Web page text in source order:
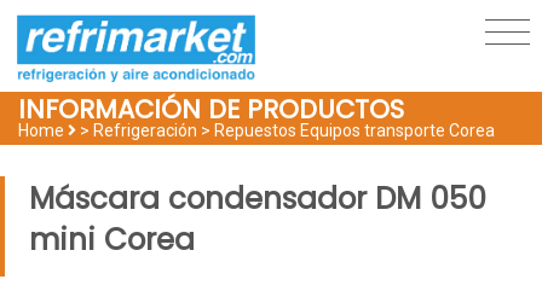
INFORMACIÓN DE PRODUCTOS
Home > Refrigeración > Repuestos Equipos transporte Corea
Máscara condensador DM 050
mini Corea